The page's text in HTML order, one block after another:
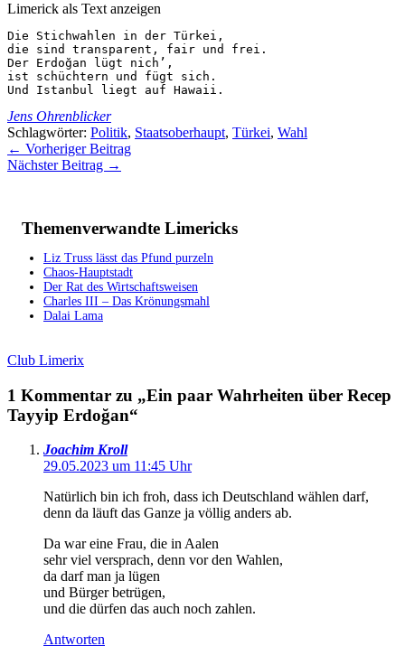
Limerick als Text anzeigen
Die Stichwahlen in der Türkei,
die sind transparent, fair und frei.
Der Erdoğan lügt nich’,
ist schüchtern und fügt sich.
Und Istanbul liegt auf Hawaii.
Jens Ohrenblicker
Schlagwörter: Politik, Staatsoberhaupt, Türkei, Wahl
← Vorheriger Beitrag
Nächster Beitrag →
Themenverwandte Limericks
Liz Truss lässt das Pfund purzeln
Chaos-Hauptstadt
Der Rat des Wirtschaftsweisen
Charles III – Das Krönungsmahl
Dalai Lama
Club Limerix
1 Kommentar zu „Ein paar Wahrheiten über Recep
Tayyip Erdoğan“
Joachim Kroll
29.05.2023 um 11:45 Uhr
Natürlich bin ich froh, dass ich Deutschland wählen darf,
denn da läuft das Ganze ja völlig anders ab.
Da war eine Frau, die in Aalen
sehr viel versprach, denn vor den Wahlen,
da darf man ja lügen
und Bürger betrügen,
und die dürfen das auch noch zahlen.
Antworten